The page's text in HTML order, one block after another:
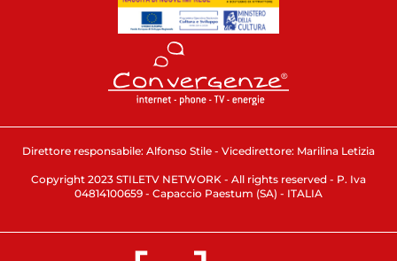
Direttore responsabile: Alfonso Stile - Vicedirettore: Marilina Letizia
Copyright 2023 STILETV NETWORK - All rights reserved - P. Iva
04814100659 - Capaccio Paestum (SA) - ITALIA